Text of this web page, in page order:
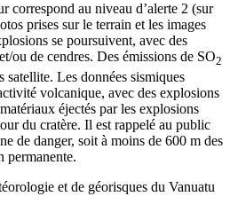
correspond au niveau d’alerte 2 (sur
prises sur le terrain et les images
se poursuivent, avec des
ou de cendres. Des émissions de SO2
satellite. Les données sismiques
volcanique, avec des explosions
éjectés par les explosions
du cratère. Il est rappelé au public
de danger, soit à moins de 600 m des
permanente.
et de géorisques du Vanuatu